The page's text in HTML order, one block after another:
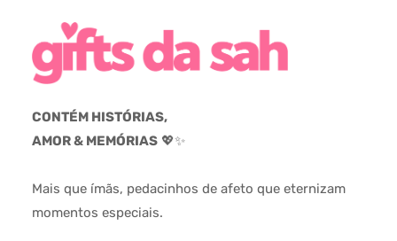
CONTÉM HISTÓRIAS,
AMOR & MEMÓRIAS 💖✨
Mais que ímãs, pedacinhos de afeto que eternizam
momentos especiais.